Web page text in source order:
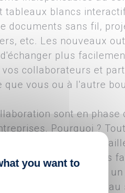
tableaux blancs
documents sans fil,
etc. Les nouveaux
plus
collaborateurs et
que vous ou à l'autre
sont en phase
Pourquoi ?
nouvelle façon de
de s'exprimer plus
collaboratifs sont
échanges et le travail au
you want to